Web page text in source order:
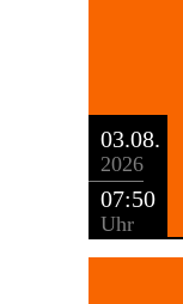
03.08.
2026
07:50
Uhr